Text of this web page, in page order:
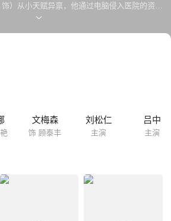
）从小天赋异禀，他通过电脑侵入医院的资料
洋过海来到中国找寻亲生爸爸。岂料完全没有
在你追我赶中上演了一幕幕啼笑皆非的“乌龙”
文梅森
饰 顾泰丰
刘松仁
主演
吕中
主演